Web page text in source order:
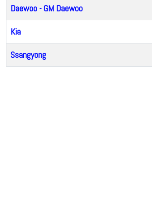
Daewoo - GM Daewoo
Kia
Ssangyong